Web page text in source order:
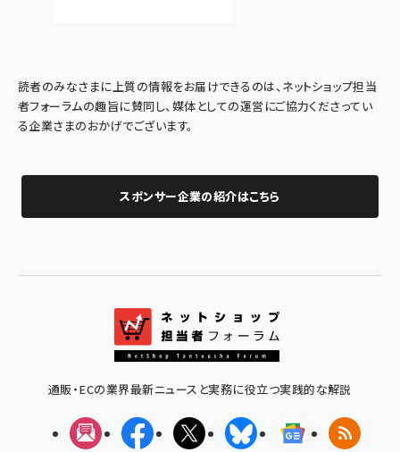
読者のみなさまに上質の情報をお届けできるのは、ネットショップ担当
者フォーラムの趣旨に賛同し、媒体としての運営にご協力くださってい
る企業さまのおかげでございます。
スポンサー企業の紹介はこちら
通販・ECの業界最新ニュースと実務に役立つ実践的な解説
メルマガFacebookX(エックス)BlueskyGoogleニュ
RSS